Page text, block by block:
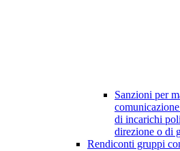
Sanzioni per
di incarichi
direzione o di
Rendiconti gruppi